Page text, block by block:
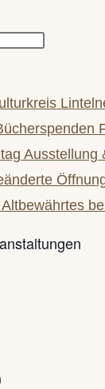
Press
close
the
search
panel.
Ausstellung